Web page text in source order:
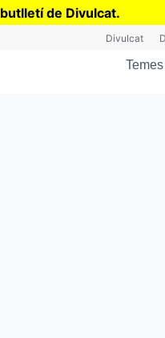
de Divulcat.
Divulcat